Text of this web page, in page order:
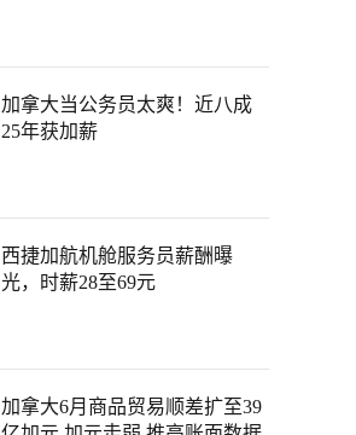
加拿大当公务员太爽！近八成
25年获加薪
西捷加航机舱服务员薪酬曝
光，时薪28至69元
加拿大6月商品贸易顺差扩至39